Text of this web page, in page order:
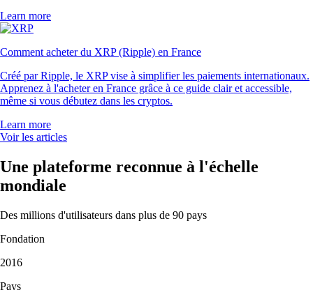
Learn more
Comment acheter du XRP (Ripple) en France
Créé par Ripple, le XRP vise à simplifier les paiements internationaux.
Apprenez à l'acheter en France grâce à ce guide clair et accessible,
même si vous débutez dans les cryptos.
Learn more
Voir les articles
Une plateforme reconnue à l'échelle
mondiale
Des millions d'utilisateurs dans plus de 90 pays
Fondation
2016
Pays